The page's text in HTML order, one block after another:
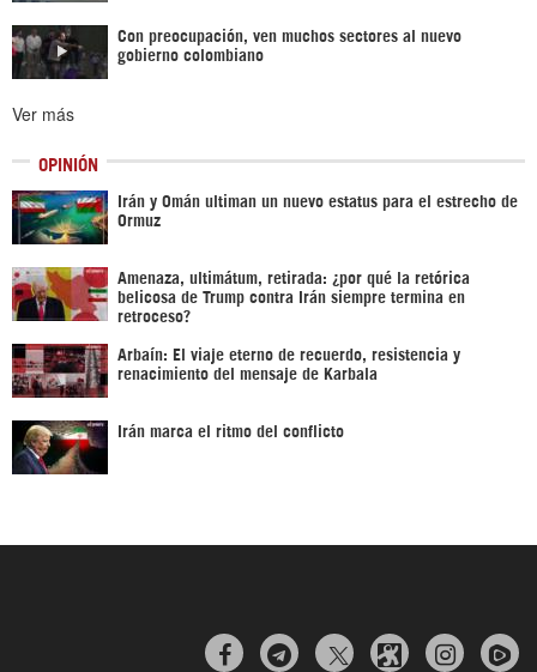
Con preocupación, ven muchos sectores al nuevo
gobierno colombiano
Ver más
OPINIÓN
Irán y Omán ultiman un nuevo estatus para el estrecho de
Ormuz
Amenaza, ultimátum, retirada: ¿por qué la retórica
belicosa de Trump contra Irán siempre termina en
retroceso?
Arbaín: El viaje eterno de recuerdo, resistencia y
renacimiento del mensaje de Karbala
Irán marca el ritmo del conflicto
  